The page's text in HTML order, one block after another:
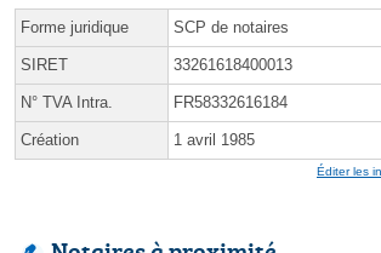
Forme juridique SCP de notaires
SIRET 33261618400013
N° TVA Intra. FR58332616184
Création 1 avril 1985
Éditer les